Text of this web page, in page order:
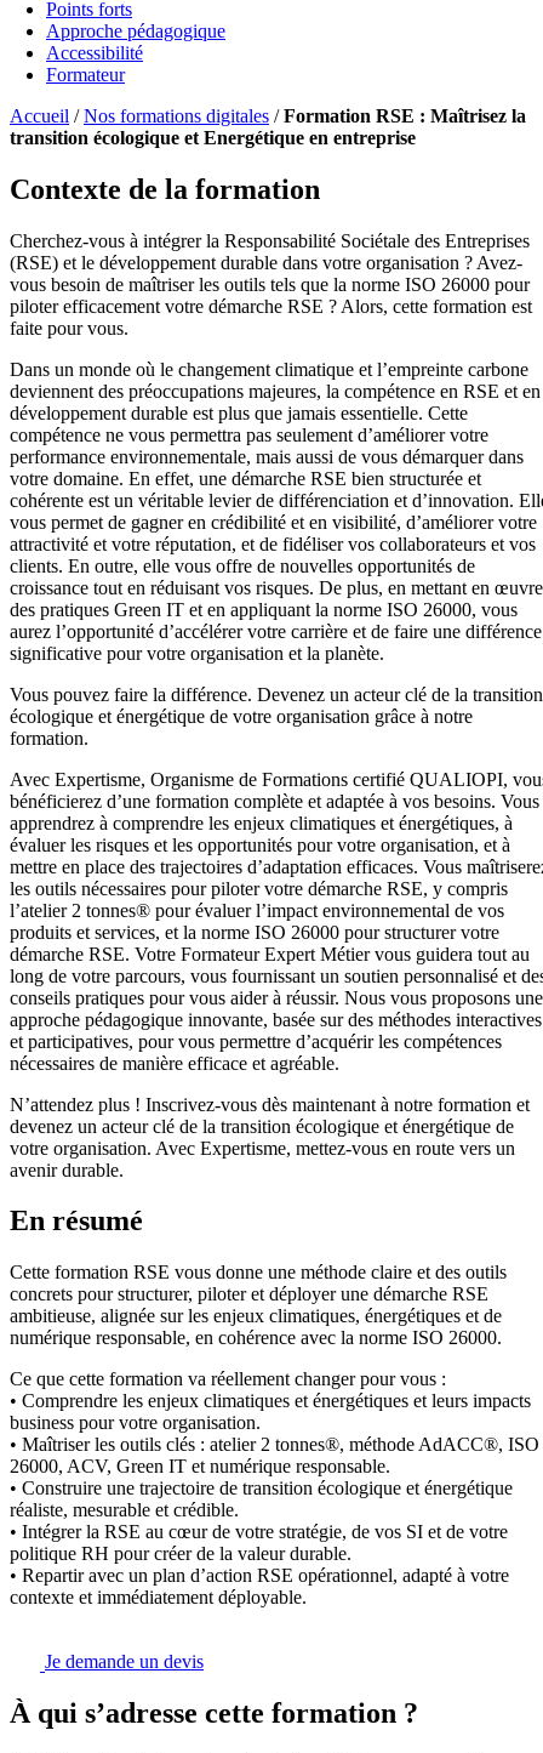
Points forts
Approche pédagogique
Accessibilité
Formateur
Accueil /Nos formations digitales /Formation RSE : Maîtrisez la
transition écologique et Energétique en entreprise
Contexte de la formation
Cherchez-vous à intégrer la Responsabilité Sociétale des Entreprises
(RSE) et le développement durable dans votre organisation ? Avez-
vous besoin de maîtriser les outils tels que la norme ISO 26000 pour
piloter efficacement votre démarche RSE ? Alors, cette formation est
faite pour vous.
Dans un monde où le changement climatique et l’empreinte carbone
deviennent des préoccupations majeures, la compétence en RSE et en
développement durable est plus que jamais essentielle. Cette
compétence ne vous permettra pas seulement d’améliorer votre
performance environnementale, mais aussi de vous démarquer dans
votre domaine. En effet, une démarche RSE bien structurée et
cohérente est un véritable levier de différenciation et d’innovation.
vous permet de gagner en crédibilité et en visibilité, d’améliorer votre
attractivité et votre réputation, et de fidéliser vos collaborateurs et vos
clients. En outre, elle vous offre de nouvelles opportunités de
croissance tout en réduisant vos risques. De plus, en mettant en œuvre
des pratiques Green IT et en appliquant la norme ISO 26000, vous
aurez l’opportunité d’accélérer votre carrière et de faire une différence
significative pour votre organisation et la planète.
Vous pouvez faire la différence. Devenez un acteur clé de la transition
écologique et énergétique de votre organisation grâce à notre
formation.
Avec Expertisme, Organisme de Formations certifié QUALIOPI,
bénéficierez d’une formation complète et adaptée à vos besoins. Vous
apprendrez à comprendre les enjeux climatiques et énergétiques, à
évaluer les risques et les opportunités pour votre organisation, et à
mettre en place des trajectoires d’adaptation efficaces. Vous
les outils nécessaires pour piloter votre démarche RSE, y compris
l’atelier 2 tonnes® pour évaluer l’impact environnemental de vos
produits et services, et la norme ISO 26000 pour structurer votre
démarche RSE. Votre Formateur Expert Métier vous guidera tout au
long de votre parcours, vous fournissant un soutien personnalisé et
conseils pratiques pour vous aider à réussir. Nous vous proposons une
approche pédagogique innovante, basée sur des méthodes interactives
et participatives, pour vous permettre d’acquérir les compétences
nécessaires de manière efficace et agréable.
N’attendez plus ! Inscrivez-vous dès maintenant à notre formation et
devenez un acteur clé de la transition écologique et énergétique de
votre organisation. Avec Expertisme, mettez-vous en route vers un
avenir durable.
En résumé
Cette formation RSE vous donne une méthode claire et des outils
concrets pour structurer, piloter et déployer une démarche RSE
ambitieuse, alignée sur les enjeux climatiques, énergétiques et de
numérique responsable, en cohérence avec la norme ISO 26000.
Ce que cette formation va réellement changer pour vous :
• Comprendre les enjeux climatiques et énergétiques et leurs impacts
business pour votre organisation.
• Maîtriser les outils clés : atelier 2 tonnes®, méthode AdACC®, ISO
26000, ACV, Green IT et numérique responsable.
• Construire une trajectoire de transition écologique et énergétique
réaliste, mesurable et crédible.
• Intégrer la RSE au cœur de votre stratégie, de vos SI et de votre
politique RH pour créer de la valeur durable.
• Repartir avec un plan d’action RSE opérationnel, adapté à votre
contexte et immédiatement déployable.
Je demande un devis
À qui s’adresse cette formation ?